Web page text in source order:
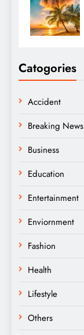
Catogories
Accident
Breaking News
Business
Education
Entertainment
Enviornment
Fashion
Health
Lifestyle
Others